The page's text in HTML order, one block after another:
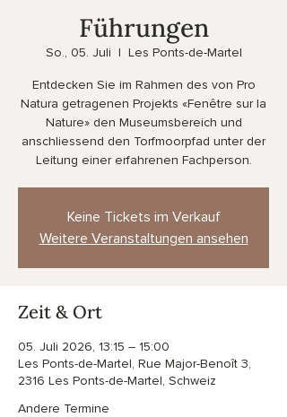
Führungen
So., 05. Juli
  |
Les Ponts-de-Martel
Entdecken Sie im Rahmen des von Pro
Natura getragenen Projekts «Fenêtre sur la
Nature» den Museumsbereich und
anschliessend den Torfmoorpfad unter der
Leitung einer erfahrenen Fachperson.
Keine Tickets im Verkauf
Weitere Veranstaltungen ansehen
Zeit & Ort
05. Juli 2026, 13:15 – 15:00
Les Ponts-de-Martel, Rue Major-Benoît 3,
2316 Les Ponts-de-Martel, Schweiz
Andere Termine